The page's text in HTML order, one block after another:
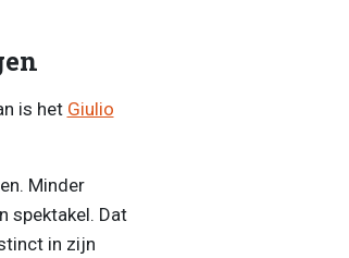
is het Giulio
Minder
spektakel. Dat
in zijn